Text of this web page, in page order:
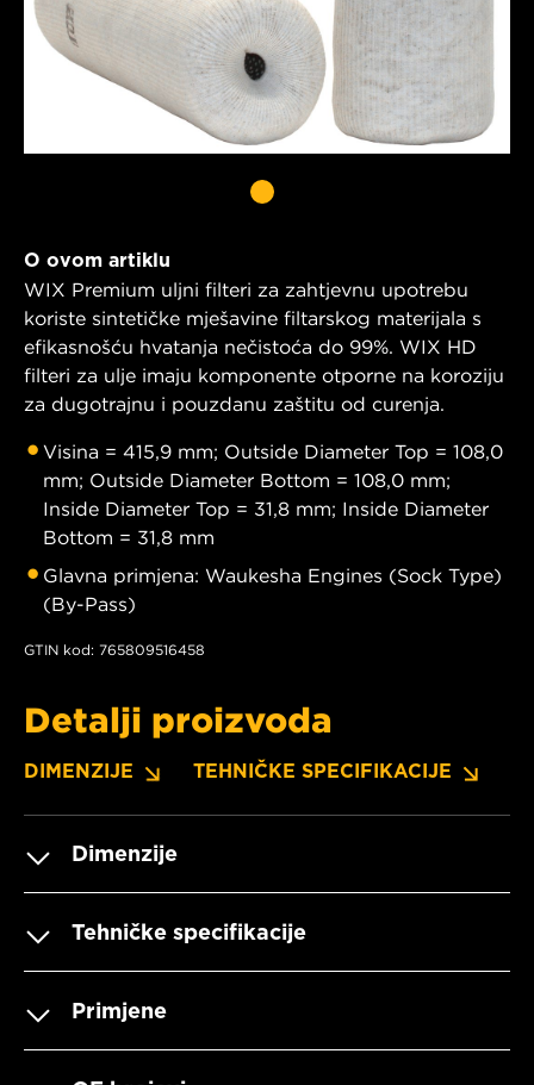
O ovom artiklu
WIX Premium uljni filteri za zahtjevnu upotrebu
koriste sintetičke mješavine filtarskog materijala s
efikasnošću hvatanja nečistoća do 99%. WIX HD
filteri za ulje imaju komponente otporne na koroziju
za dugotrajnu i pouzdanu zaštitu od curenja.
Visina = 415,9 mm; Outside Diameter Top = 108,0
mm; Outside Diameter Bottom = 108,0 mm;
Inside Diameter Top = 31,8 mm; Inside Diameter
Bottom = 31,8 mm
Glavna primjena: Waukesha Engines (Sock Type)
(By-Pass)
GTIN kod: 765809516458
Detalji proizvoda
DIMENZIJE TEHNIČKE SPECIFIKACIJE
Dimenzije
Tehničke specifikacije
Primjene